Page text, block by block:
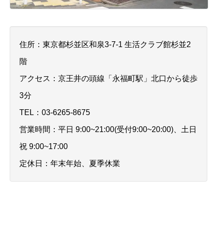
住所：東京都杉並区和泉3-7-1 生活クラブ館杉並2
階
アクセス：京王井の頭線「永福町駅」北口から徒歩
3分
TEL：03-6265-8675
営業時間：平日 9:00~21:00(受付9:00~20:00)、土日
祝 9:00~17:00
定休日：年末年始、夏季休業